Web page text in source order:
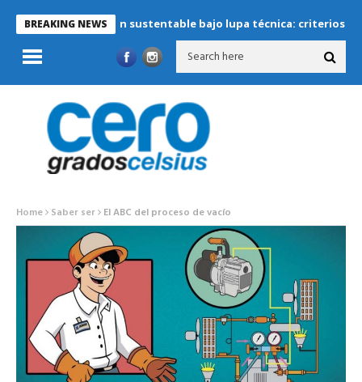
BREAKING NEWS
Refrigeración sustentable bajo lupa técnica: criterios críticos
Home Saber ser El ABC del proceso de vacío